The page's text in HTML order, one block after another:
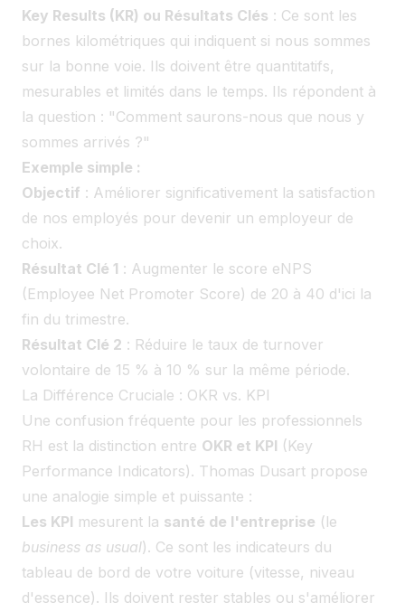
Key Results (KR) ou Résultats Clés : Ce sont les
bornes kilométriques qui indiquent si nous sommes
sur la bonne voie. Ils doivent être quantitatifs,
mesurables et limités dans le temps. Ils répondent à
la question : "Comment saurons-nous que nous y
sommes arrivés ?"
Exemple simple :
Objectif : Améliorer significativement la satisfaction
de nos employés pour devenir un employeur de
choix.
Résultat Clé 1 : Augmenter le score eNPS
(Employee Net Promoter Score) de 20 à 40 d'ici la
fin du trimestre.
Résultat Clé 2 : Réduire le taux de turnover
volontaire de 15 % à 10 % sur la même période.
La Différence Cruciale : OKR vs. KPI
Une confusion fréquente pour les professionnels
RH est la distinction entre OKR et KPI (Key
Performance Indicators). Thomas Dusart propose
une analogie simple et puissante :
Les KPI mesurent la santé de l'entreprise (le
business as usual). Ce sont les indicateurs du
tableau de bord de votre voiture (vitesse, niveau
d'essence). Ils doivent rester stables ou s'améliorer